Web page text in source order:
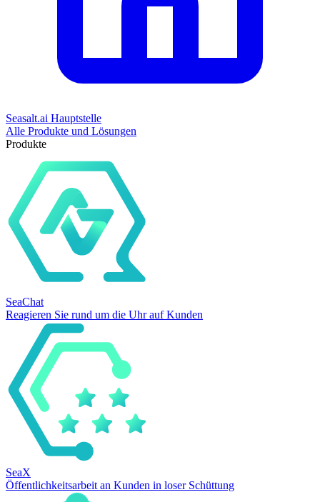
Seasalt.ai Hauptstelle
Alle Produkte und Lösungen
Produkte
SeaChat
Reagieren Sie rund um die Uhr auf Kunden
SeaX
Öffentlichkeitsarbeit an Kunden in loser Schüttung